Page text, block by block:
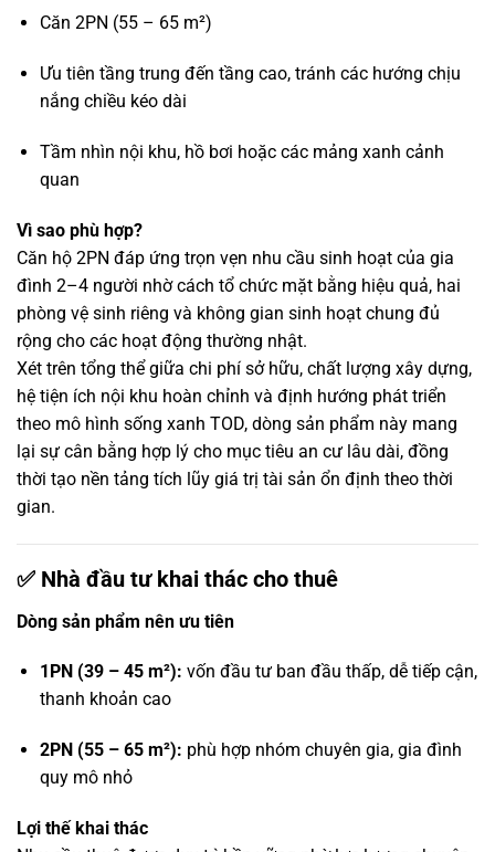
Căn 2PN (55 – 65 m²)
Ưu tiên tầng trung đến tầng cao, tránh các hướng chịu
nắng chiều kéo dài
Tầm nhìn nội khu, hồ bơi hoặc các mảng xanh cảnh
quan
Vì sao phù hợp?
Căn hộ 2PN đáp ứng trọn vẹn nhu cầu sinh hoạt của gia
đình 2–4 người nhờ cách tổ chức mặt bằng hiệu quả, hai
phòng vệ sinh riêng và không gian sinh hoạt chung đủ
rộng cho các hoạt động thường nhật.
Xét trên tổng thể giữa chi phí sở hữu, chất lượng xây dựng,
hệ tiện ích nội khu hoàn chỉnh và định hướng phát triển
theo mô hình sống xanh TOD, dòng sản phẩm này mang
lại sự cân bằng hợp lý cho mục tiêu an cư lâu dài, đồng
thời tạo nền tảng tích lũy giá trị tài sản ổn định theo thời
gian.
✅ Nhà đầu tư khai thác cho thuê
Dòng sản phẩm nên ưu tiên
1PN (39 – 45 m²): vốn đầu tư ban đầu thấp, dễ tiếp cận,
thanh khoản cao
2PN (55 – 65 m²): phù hợp nhóm chuyên gia, gia đình
quy mô nhỏ
Lợi thế khai thác